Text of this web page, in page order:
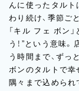
んに使ったタルト
わり続け、季節ご
「キル フェ ボン
う！”という意味
う時間まで、ずっ
ボンのタルトで幸
隅々まで込められ